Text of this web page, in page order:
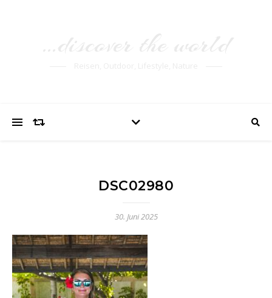
DSC02980
30. Juni 2025